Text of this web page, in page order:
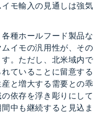
モ輸入の見通しは強気
種ホールフード製品な
イモの汎用性が、その
。ただし、北米域内で
ていることに留意する
と増大する需要との乖
依存を浮き彫りにして
中も継続すると見込ま